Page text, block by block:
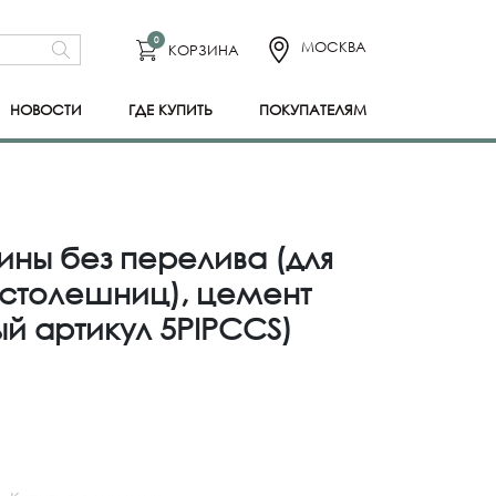
0
КОРЗИНА МОСКВА
НОВОСТИ ГДЕ КУПИТЬ ПОКУПАТЕЛЯМ
без перелива (для
цемент
артикул 5PIPCCS)